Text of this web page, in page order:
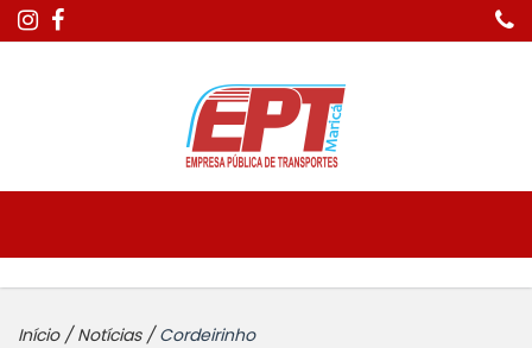
Início / Notícias / Cordeirinho